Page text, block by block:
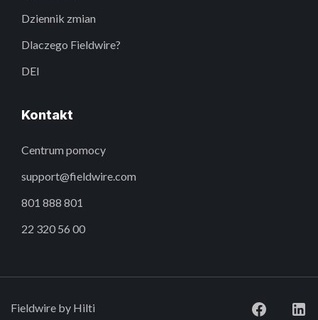
Dziennik zmian
Dlaczego Fieldwire?
DEI
Kontakt
Centrum pomocy
support@fieldwire.com
801 888 801
22 320 56 00
Fieldwire by Hilti